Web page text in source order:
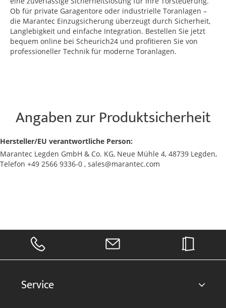
Ob für private Garagentore oder industrielle Toranlagen –
die Marantec Einzugsicherung überzeugt durch Sicherheit,
Langlebigkeit und einfache Integration. Bestellen Sie jetzt
bequem online bei Scheurich24 und profitieren Sie von
professioneller Technik für moderne Toranlagen.
Angaben zur Produktsicherheit
Hersteller/EU verantwortliche Person:
Marantec Legden GmbH & Co. KG, Neue Mühle 4, 48739 Legden,
Telefon +49 2566 9336-0 , sales@marantec.com
Service